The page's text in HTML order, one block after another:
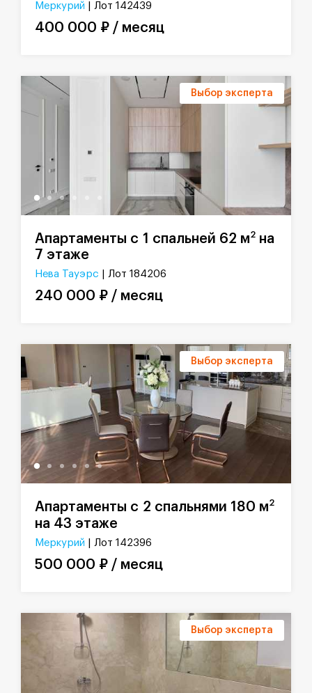
Меркурий | Лот 142439
400 000 ₽ / месяц
Выбор эксперта
Апартаменты с 1 спальней 62 м2 на
7 этаже
Нева Тауэрс | Лот 184206
240 000 ₽ / месяц
Выбор эксперта
Апартаменты с 2 спальнями 180 м2
на 43 этаже
Меркурий | Лот 142396
500 000 ₽ / месяц
Выбор эксперта